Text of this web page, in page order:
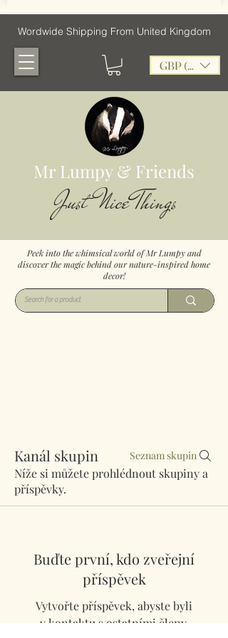
Wordwide Shipping From United Kingdom
GBP (£)
Mr Lumpy & Friends
Just Nice Things
Peek into the whimsical world of Mr Lumpy and
discover the magic behind our nature-inspired home
decor!
Kanál skupin Seznam skupin
Níže si můžete prohlédnout skupiny a
příspěvky.
Buďte první, kdo zveřejní
příspěvek
Vytvořte příspěvek, abyste byli
v kontaktu s ostatními členy.